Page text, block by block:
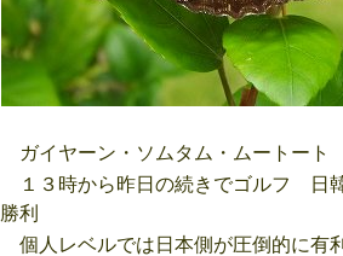
ガイヤーン・ソムタム・ムートート
１３時から昨日の続きでゴルフ 日
勝利
個人レベルでは日本側が圧倒的に有